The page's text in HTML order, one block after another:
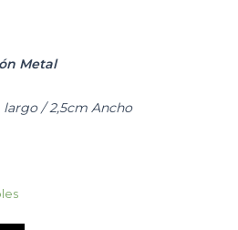
Metal
/ 2,5cm Ancho